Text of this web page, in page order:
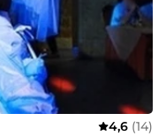
4,6 (14)